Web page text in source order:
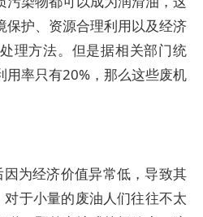
保护、资源合理利用以及经济
理方法。但是据相关部门统
用率只有20%，那么这些废机
为经济价值异常低，导致其
对于小量的废油人们往往不太